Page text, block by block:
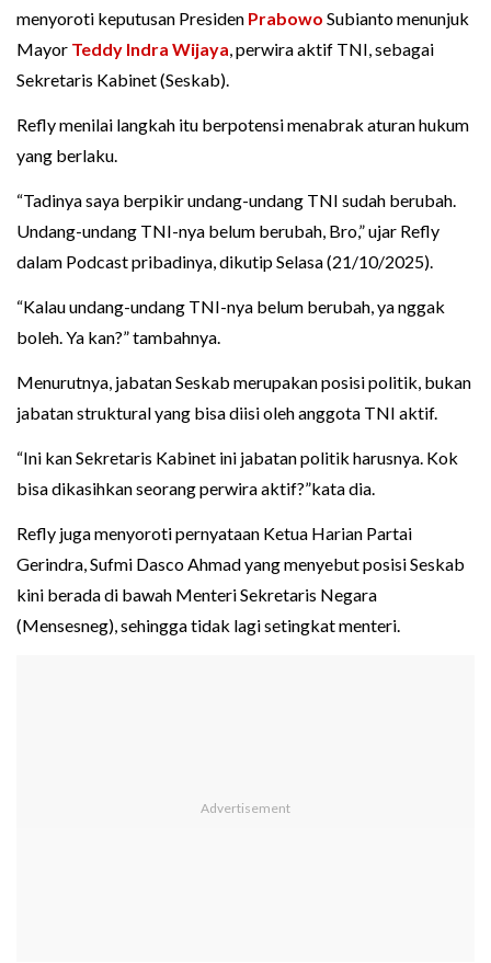
menyoroti keputusan Presiden Prabowo Subianto menunjuk
Mayor Teddy Indra Wijaya, perwira aktif TNI, sebagai
Sekretaris Kabinet (Seskab).
Refly menilai langkah itu berpotensi menabrak aturan hukum
yang berlaku.
“Tadinya saya berpikir undang-undang TNI sudah berubah.
Undang-undang TNI-nya belum berubah, Bro,” ujar Refly
dalam Podcast pribadinya, dikutip Selasa (21/10/2025).
“Kalau undang-undang TNI-nya belum berubah, ya nggak
boleh. Ya kan?” tambahnya.
Menurutnya, jabatan Seskab merupakan posisi politik, bukan
jabatan struktural yang bisa diisi oleh anggota TNI aktif.
“Ini kan Sekretaris Kabinet ini jabatan politik harusnya. Kok
bisa dikasihkan seorang perwira aktif?”kata dia.
Refly juga menyoroti pernyataan Ketua Harian Partai
Gerindra, Sufmi Dasco Ahmad yang menyebut posisi Seskab
kini berada di bawah Menteri Sekretaris Negara
(Mensesneg), sehingga tidak lagi setingkat menteri.